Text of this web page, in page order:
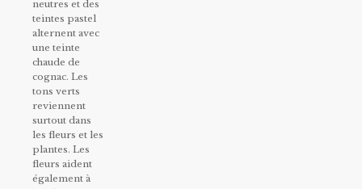
neutres et des
teintes pastel
alternent avec
une teinte
chaude de
cognac. Les
tons verts
reviennent
surtout dans
les fleurs et les
plantes. Les
fleurs aident
également à